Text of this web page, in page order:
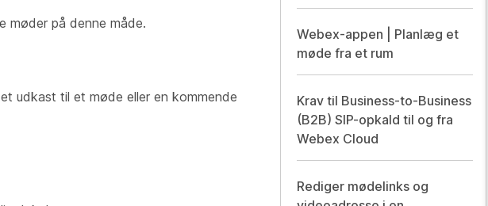
møder på denne måde.
udkast til et møde eller en kommende
Webex-appen | Planlæg et
møde fra et rum
Krav til Business-to-Business
(B2B) SIP-opkald til og fra
Webex Cloud
Rediger mødelinks og